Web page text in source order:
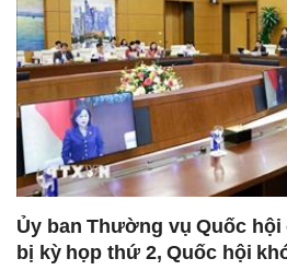
Ủy ban Thường vụ Quốc
bị kỳ họp thứ 2, Quốc hội